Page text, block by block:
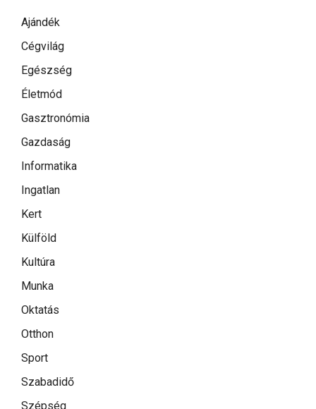
Ajándék
Cégvilág
Egészség
Életmód
Gasztronómia
Gazdaság
Informatika
Ingatlan
Kert
Külföld
Kultúra
Munka
Oktatás
Otthon
Sport
Szabadidő
Szépség